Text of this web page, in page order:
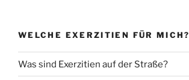
WELCHE EXERZITIEN FÜR MICH?
Was sind Exerzitien auf der Straße?